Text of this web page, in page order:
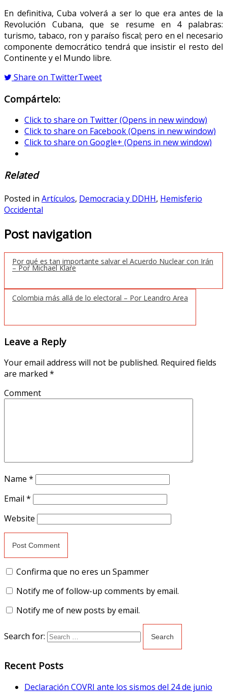
En definitiva, Cuba volverá a ser lo que era antes de la
Revolución Cubana, que se resume en 4 palabras:
turismo, tabaco, ron y paraíso fiscal; pero en el necesario
componente democrático tendrá que insistir el resto del
Continente y el Mundo libre.
Share on TwitterTweet
Compártelo:
Click to share on Twitter (Opens in new window)
Click to share on Facebook (Opens in new window)
Click to share on Google+ (Opens in new window)
Related
Posted in Artículos, Democracia y DDHH, Hemisferio
Occidental
Post navigation
Por qué es tan importante salvar el Acuerdo Nuclear con Irán
– Por Michael Klare
Colombia más allá de lo electoral – Por Leandro Area
Leave a Reply
Your email address will not be published. Required fields
are marked *
Comment
Name *
Email *
Website
Confirma que no eres un Spammer
Notify me of follow-up comments by email.
Notify me of new posts by email.
Search for:
Recent Posts
Declaración COVRI ante los sismos del 24 de junio